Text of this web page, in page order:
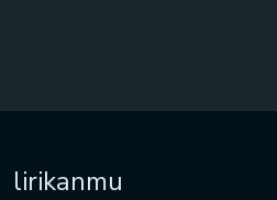
lirikanmu